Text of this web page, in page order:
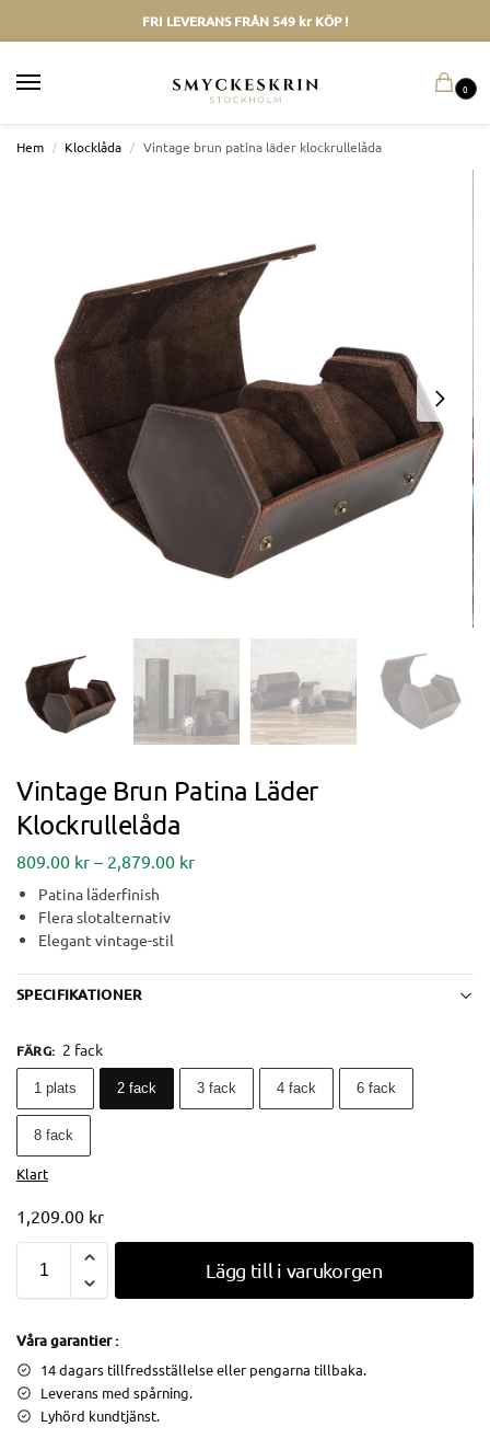
FRI LEVERANS FRÅN 549 kr KÖP !
0
Hem / Klocklåda / Vintage brun patina läder klockrullelåda
Vintage Brun Patina Läder
Klockrullelåda
809.00 kr – 2,879.00 kr
Patina läderfinish
Flera slotalternativ
Elegant vintage-stil
SPECIFIKATIONER
FÄRG: 2 fack
1 plats 2 fack 3 fack 4 fack 6 fack
8 fack
Klart
1,209.00 kr
Lägg till i varukorgen
Våra garantier :
14 dagars tillfredsställelse eller pengarna tillbaka.
Leverans med spårning.
Lyhörd kundtjänst.